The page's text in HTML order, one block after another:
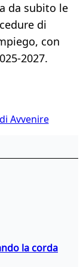
da subito le
di
con
2027.
Avvenire
la corda